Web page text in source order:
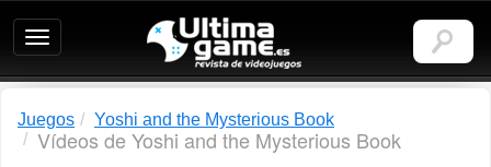
Ultimagame:
Revista
de
Juegos Yoshi and the Mysterious Book
Vídeos de Yoshi and the Mysterious Book